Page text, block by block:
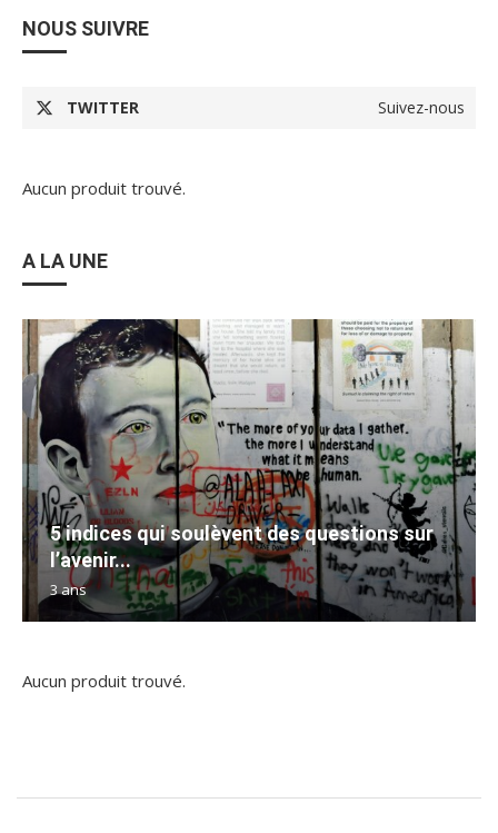
NOUS SUIVRE
TWITTER Suivez-nous
Aucun produit trouvé.
A LA UNE
5 indices qui soulèvent des questions sur
l’avenir...
3 ans
Aucun produit trouvé.